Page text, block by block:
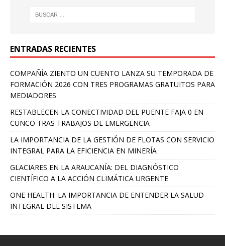
ENTRADAS RECIENTES
COMPAÑÍA ZIENTO UN CUENTO LANZA SU TEMPORADA DE
FORMACIÓN 2026 CON TRES PROGRAMAS GRATUITOS PARA
MEDIADORES
RESTABLECEN LA CONECTIVIDAD DEL PUENTE FAJA 0 EN
CUNCO TRAS TRABAJOS DE EMERGENCIA
LA IMPORTANCIA DE LA GESTIÓN DE FLOTAS CON SERVICIO
INTEGRAL PARA LA EFICIENCIA EN MINERÍA
GLACIARES EN LA ARAUCANÍA: DEL DIAGNÓSTICO
CIENTÍFICO A LA ACCIÓN CLIMÁTICA URGENTE
ONE HEALTH: LA IMPORTANCIA DE ENTENDER LA SALUD
INTEGRAL DEL SISTEMA